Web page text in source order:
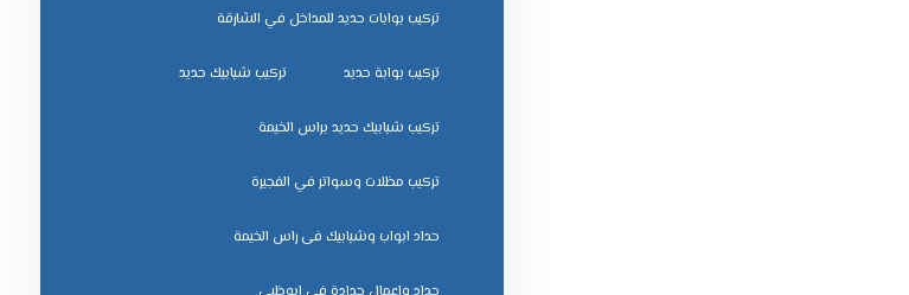
تركيب بوابات حديد للمداخل في الشارقة
تركيب بوابة حديد تركيب شبابيك حديد
تركيب شبابيك حديد براس الخيمة
تركيب مظلات وسواتر في الفجيرة
حداد ابواب وشبابيك فى راس الخيمة